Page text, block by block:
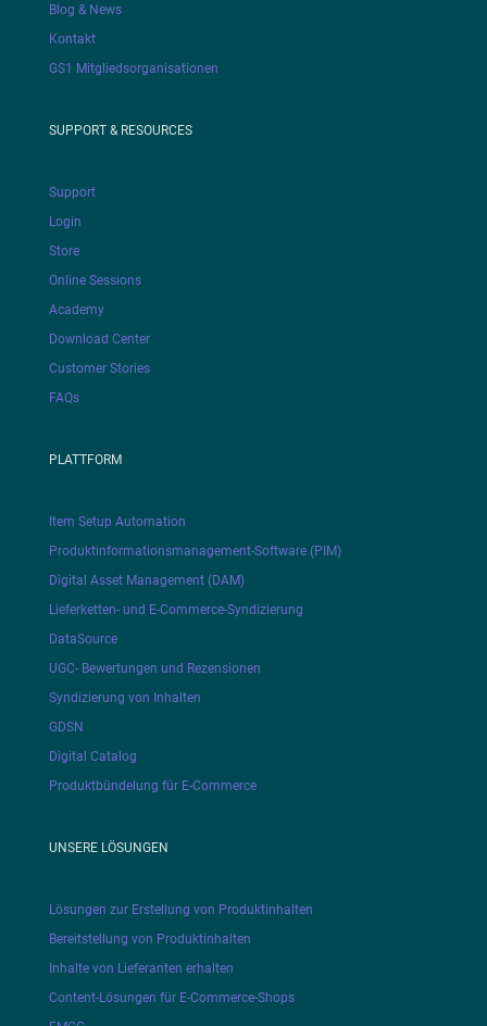
Blog & News
Kontakt
GS1 Mitgliedsorganisationen
SUPPORT & RESOURCES
Support
Login
Store
Online Sessions
Academy
Download Center
Customer Stories
FAQs
PLATTFORM
Item Setup Automation
Produktinformationsmanagement-Software (PIM)
Digital Asset Management (DAM)
Lieferketten- und E-Commerce-Syndizierung
DataSource
UGC- Bewertungen und Rezensionen
Syndizierung von Inhalten
GDSN
Digital Catalog
Produktbündelung für E-Commerce
UNSERE LÖSUNGEN
Lösungen zur Erstellung von Produktinhalten
Bereitstellung von Produktinhalten
Inhalte von Lieferanten erhalten
Content-Lösungen für E-Commerce-Shops